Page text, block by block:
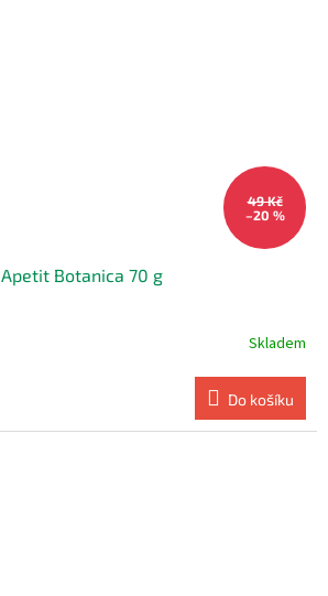
49 Kč
–20 %
Apetit Botanica 70 g
Skladem
Do košíku